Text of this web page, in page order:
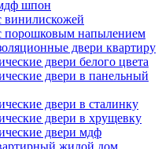
шпон
винилискожей
порошковым напылением
двери квартиру
двери белого цвета
двери в панельный
двери в сталинку
двери в хрущевку
двери мдф
жилой дом